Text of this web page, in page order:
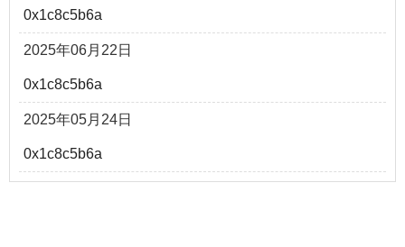
0x1c8c5b6a
2025年06月22日
0x1c8c5b6a
2025年05月24日
0x1c8c5b6a